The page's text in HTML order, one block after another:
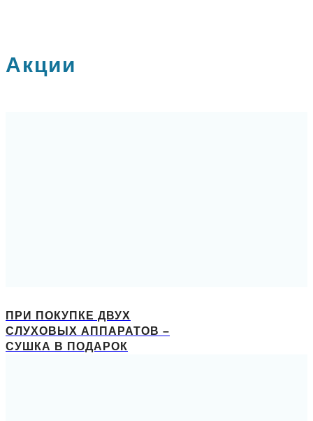
Акции
ПРИ ПОКУПКЕ ДВУХ
СЛУХОВЫХ АППАРАТОВ –
СУШКА В ПОДАРОК